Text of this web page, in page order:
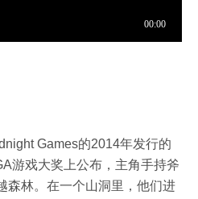
Games的2014年发行的
游戏大奖上公布，主角手持斧
森林。在一个山洞里，他们进